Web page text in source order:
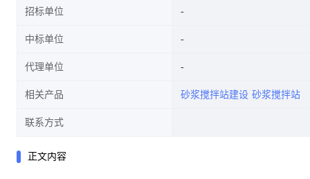
招标单位
中标单位
代理单位
相关产品 砂浆搅拌站建设 砂浆搅拌站
联系方式
正文内容